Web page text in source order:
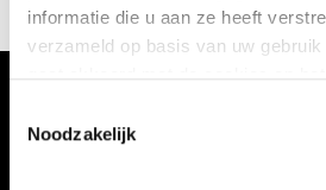
informatie die u aan ze heeft
verzameld op basis van uw
Noodzakelijk
VERHALEN